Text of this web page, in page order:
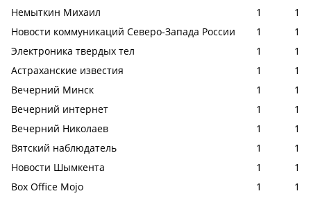
Немыткин Михаил
1
1
Новости коммуникаций Северо-Запада России
1
1
Электроника твердых тел
1
1
Астраханские известия
1
1
Вечерний Минск
1
1
Вечерний интернет
1
1
Вечерний Николаев
1
1
Вятский наблюдатель
1
1
Новости Шымкента
1
1
Box Office Mojo
1
1